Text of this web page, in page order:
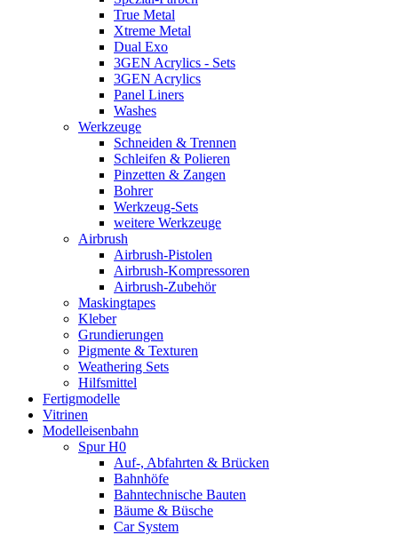
True Metal
Xtreme Metal
Dual Exo
3GEN Acrylics - Sets
3GEN Acrylics
Panel Liners
Washes
Werkzeuge
Schneiden & Trennen
Schleifen & Polieren
Pinzetten & Zangen
Bohrer
Werkzeug-Sets
weitere Werkzeuge
Airbrush
Airbrush-Pistolen
Airbrush-Kompressoren
Airbrush-Zubehör
Maskingtapes
Kleber
Grundierungen
Pigmente & Texturen
Weathering Sets
Hilfsmittel
Fertigmodelle
Vitrinen
Modelleisenbahn
Spur H0
Auf-, Abfahrten & Brücken
Bahnhöfe
Bahntechnische Bauten
Bäume & Büsche
Car System